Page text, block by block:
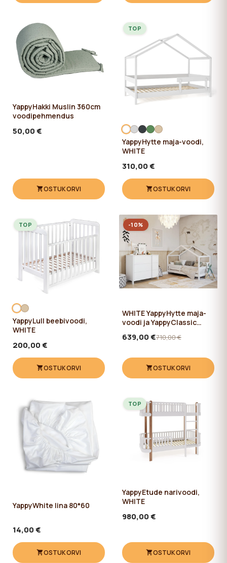
YappyHakki Muslin 360cm
voodipehmendus
50,00 €
OSTUKORVI
YappyHytte maja-voodi,
WHITE
310,00 €
OSTUKORVI
TOP
YappyLull beebivoodi,
WHITE
200,00 €
OSTUKORVI
TOP
WHITE YappyHytte maja-
voodi ja YappyClassic
639,00 €710,00 €
OSTUKORVI
-10%
YappyWhite lina 80*60
14,00 €
OSTUKORVI
YappyEtude narivoodi,
WHITE
980,00 €
OSTUKORVI
TOP